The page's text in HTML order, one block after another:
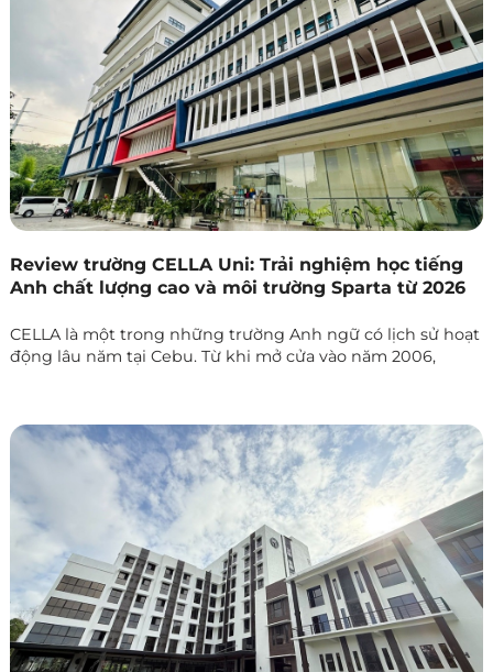
Review trường CELLA Uni: Trải nghiệm học tiếng
Anh chất lượng cao và môi trường Sparta từ 2026
CELLA là một trong những trường Anh ngữ có lịch sử hoạt
động lâu năm tại Cebu. Từ khi mở cửa vào năm 2006,
với cơ sở UNI hiện đại tọa lạc tại khu Talamban – một khu
vực yên bình và an toàn, mang đến cho học viên không
gian học tập thoáng đãng, sạch sẽ và đầy đủ tiện nghi.